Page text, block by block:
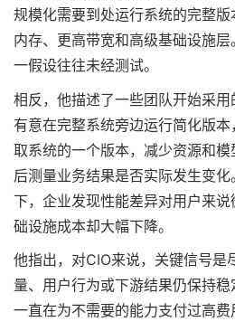
规模化需要到处运行系统的完整
内存、更高带宽和高级基础设施
一假设往往未经测试。
相反，他描述了一些团队开始采
有意在完整系统旁边运行简化版本
取系统的一个版本，减少资源和
后测量业务结果是否实际发生变
下，企业发现性能差异对用户来
础设施成本却大幅下降。
他指出，对CIO来说，关键信号是
量、用户行为或下游结果仍保持
一直在为不需要的能力支付过高费